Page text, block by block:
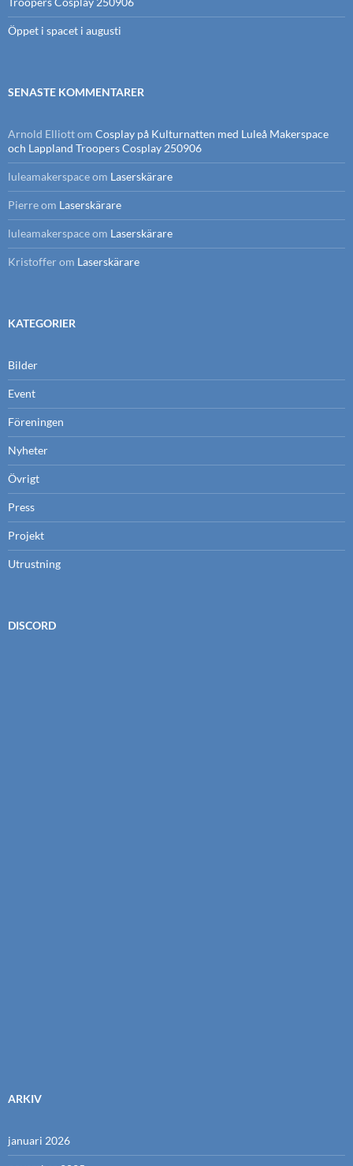
Öppet i spacet i augusti
SENASTE KOMMENTARER
Arnold Elliottom Cosplay på Kulturnatten med Luleå Makerspace
och Lappland Troopers Cosplay 250906
luleamakerspaceom Laserskärare
Pierreom Laserskärare
luleamakerspaceom Laserskärare
Kristoffer om Laserskärare
KATEGORIER
Bilder
Event
Föreningen
Nyheter
Övrigt
Press
Projekt
Utrustning
DISCORD
ARKIV
januari 2026